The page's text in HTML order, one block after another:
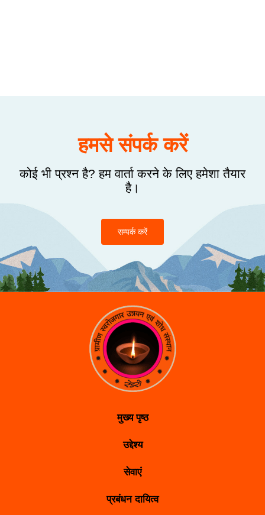
हमसे संपर्क करें
कोई भी प्रश्न है? हम वार्ता करने के लिए हमेशा तैयार
है।
सम्पर्क करें
मुख्य पृष्ठ
उद्देश्य
सेवाएं
प्रबंधन दायित्व